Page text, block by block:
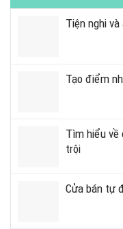
Tiện nghi
Tạo điểm
Tìm hiểu
trội
Cửa bán tự